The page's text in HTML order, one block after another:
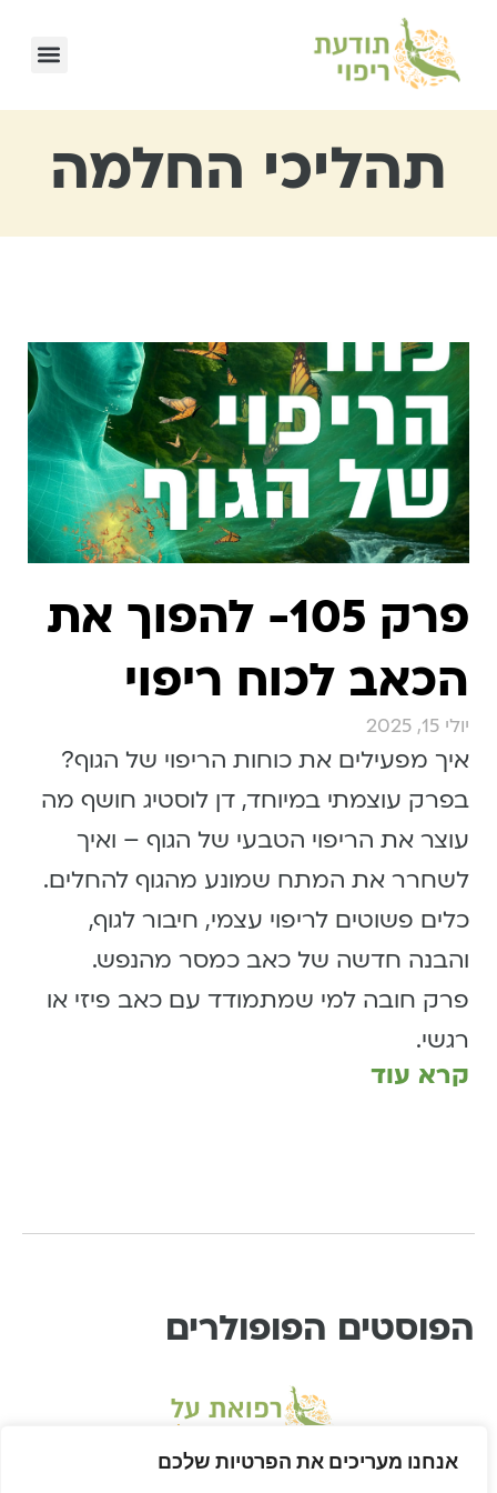
אנחנו מעריכים את הפרטיות שלכם
תהליכי החלמה
פרק 105- להפוך את
הכאב לכוח ריפוי
יולי 15, 2025
איך מפעילים את כוחות הריפוי של הגוף?
בפרק עוצמתי במיוחד, דן לוסטיג חושף מה
עוצר את הריפוי הטבעי של הגוף – ואיך
לשחרר את המתח שמונע מהגוף להחלים.
כלים פשוטים לריפוי עצמי, חיבור לגוף,
והבנה חדשה של כאב כמסר מהנפש.
פרק חובה למי שמתמודד עם כאב פיזי או
רגשי.
קרא עוד
הפוסטים הפופולרים